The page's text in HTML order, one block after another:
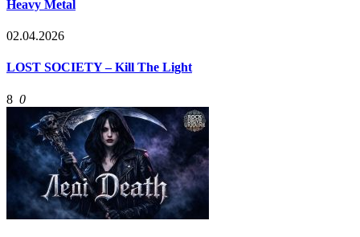
Heavy Metal
02.04.2026
LOST SOCIETY – Kill The Light
8 0